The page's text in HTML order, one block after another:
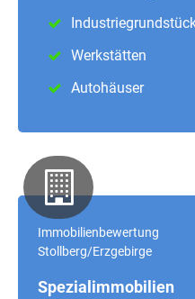
Werkstätten
Autohäuser
Immobilienbewertung
Stollberg/Erzgebirge
Spezialimmobilien